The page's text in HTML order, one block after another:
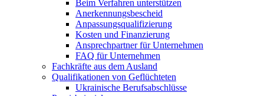
Beim Verfahren unterstützen
Anerkennungsbescheid
Anpassungsqualifizierung
Kosten und Finanzierung
Ansprechpartner für Unternehmen
FAQ für Unternehmen
Fachkräfte aus dem Ausland
Qualifikationen von Geflüchteten
Ukrainische Berufsabschlüsse